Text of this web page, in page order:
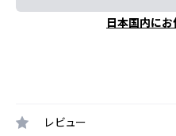
日本国内に
レビュー